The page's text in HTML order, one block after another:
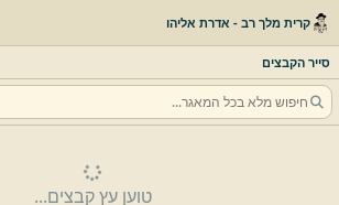
קרית מלך רב - אדרת אליהו
סייר הקבצים
טוען עץ קבצים...